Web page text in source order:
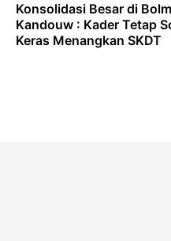
Konsolidasi Besar di
Kandouw : Kader Tetap
Keras Menangkan SKDT